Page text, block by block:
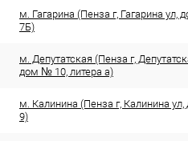
м. Гагарина (Пенза г, Гагарина ул,
7Б)
м. Депутатская (Пенза г,
дом № 10, литера а)
м. Калинина (Пенза г, Калинина
9)